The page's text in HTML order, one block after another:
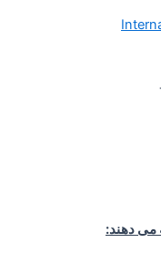
می دهند: